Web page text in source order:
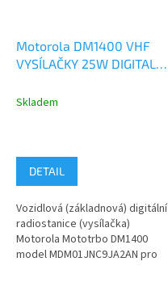
Motorola DM1400 VHF
VYSÍLAČKY 25W DIGITAL
MDM01JNC9JA2AN
Skladem
DETAIL
Vozidlová (základnová) digitální
radiostanice (vysílačka)
Motorola Mototrbo DM1400
model MDM01JNC9JA2AN pro